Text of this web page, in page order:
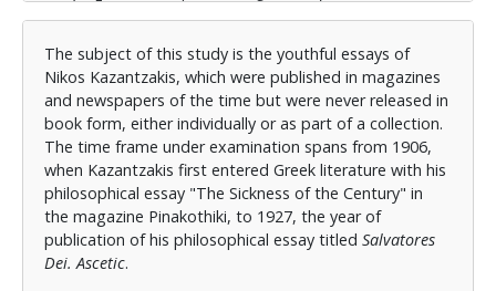
κατάταξη των κειμένων που δημοσιεύτηκαν σε
παράδοση των δοκιμίων και επεξηγούνται οι
εκδοτικές αρχές που ακολουθήθηκαν, καθώς και οι
διορθώσεις και παρεμβάσεις που έγιναν σε κάθε
κείμενο. Στο δεύτερο μέρος παρατίθεται πρόταση
έκδοσης των νεανικών δοκιμίων με σύντομα
εισαγωγικά σημειώματα και γλωσσάρι των λέξεων
που χρήζουν ερμηνείας.
The subject of this study is the youthful essays of
Nikos Kazantzakis, which were published in magazines
and newspapers of the time but were never released in
book form, either individually or as part of a collection.
The time frame under examination spans from 1906,
when Kazantzakis first entered Greek literature with his
philosophical essay "The Sickness of the Century" in
the magazine Pinakothiki, to 1927, the year of
publication of his philosophical essay titledSalvatores
Dei. Ascetic.